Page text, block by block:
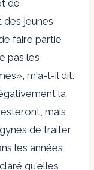
de
jeunes
faire partie
pas les
m'a-t-il dit.
la
mais
de traiter
les années
qu'elles